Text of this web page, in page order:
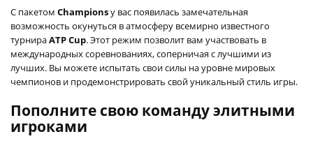
С пакетом Championsу вас появилась замечательная
возможность окунуться в атмосферу всемирно известного
турнираATP Cup. Этот режим позволит вам участвовать в
международных соревнованиях, соперничая с лучшими из
лучших. Вы можете испытать свои силы на уровне мировых
чемпионов и продемонстрировать свой уникальный стиль игры.
Пополните свою команду элитными
игроками